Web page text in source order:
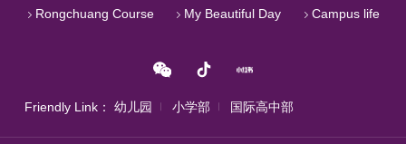
Rongchuang Course
My Beautiful Day Campus life
Friendly Link： 幼儿园 小学部 国际高中部